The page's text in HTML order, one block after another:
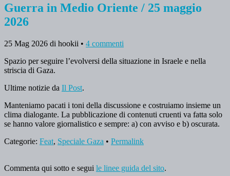
Guerra in Medio Oriente / 25 maggio
2026
25 Mag 2026 di hookii • 4 commenti
Spazio per seguire l’evolversi della situazione in Israele e nella
striscia di Gaza.
Ultime notizie da Il Post.
Manteniamo pacati i toni della discussione e costruiamo insieme un
clima dialogante. La pubblicazione di contenuti cruenti va fatta solo
se hanno valore giornalistico e sempre: a) con avviso e b) oscurata.
Categorie: Feat, Speciale Gaza • Permalink
Commenta qui sotto e segui le linee guida del sito.